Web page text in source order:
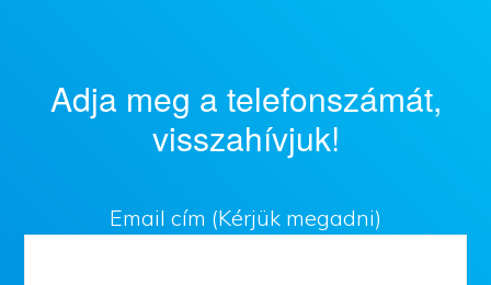
Adja meg a telefonszámát,
visszahívjuk!
Email cím (Kérjük megadni)